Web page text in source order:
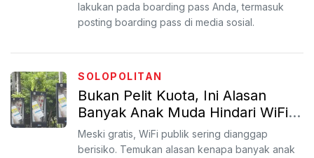
lakukan pada boarding pass Anda, termasuk
posting boarding pass di media sosial.
SOLOPOLITAN
Bukan Pelit Kuota, Ini Alasan
Banyak Anak Muda Hindari WiFi
Umum
Meski gratis, WiFi publik sering dianggap
berisiko. Temukan alasan kenapa banyak anak